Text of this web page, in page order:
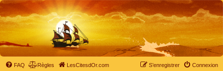
FAQ Règles LesCitesdOr.com Connexion
S’enregistrer